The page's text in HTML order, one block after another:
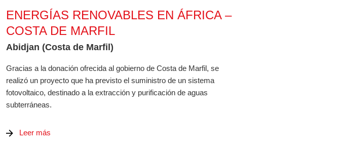
ENERGÍAS RENOVABLES EN ÁFRICA –
COSTA DE MARFIL
Abidjan (Costa de Marfil)
Gracias a la donación ofrecida al gobierno de Costa de Marfil, se
realizó un proyecto que ha previsto el suministro de un sistema
fotovoltaico, destinado a la extracción y purificación de aguas
subterráneas.
Leer más